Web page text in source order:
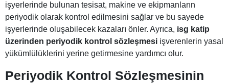
işyerlerinde bulunan tesisat, makine ve ekipmanların
periyodik olarak kontrol edilmesini sağlar ve bu sayede
işyerlerinde oluşabilecek kazaları önler. Ayrıca, isg katip
üzerinden periyodik kontrol sözleşmesi işverenlerin yasal
yükümlülüklerini yerine getirmesine yardımcı olur.
Periyodik Kontrol Sözleşmesinin